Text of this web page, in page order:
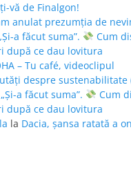
vă de Finalgon!
anulat prezumția de
a făcut suma”.
Cum
după ce dau lovitura
– Tu café, videoclipul
despre sustenabilitate
„Și-a făcut suma”.
Cum
după ce dau lovitura
la Dacia, șansa ratată a